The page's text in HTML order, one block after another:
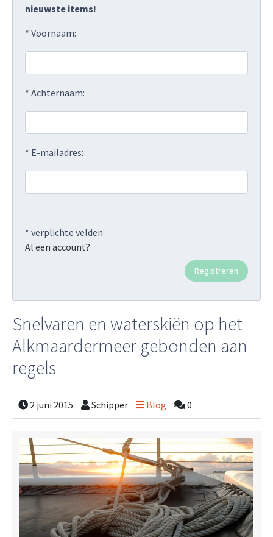
nieuwste items!
* Voornaam:
* Achternaam:
* E-mailadres:
* verplichte velden
Al een account?
Snelvaren en waterskiën op het
Alkmaardermeer gebonden aan
regels
2 juni 2015 Schipper Blog 0